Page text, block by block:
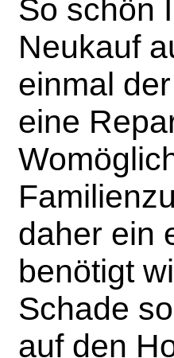
So schön
Neukauf
einmal
eine
daher ein
benötigt
Schade
auf den